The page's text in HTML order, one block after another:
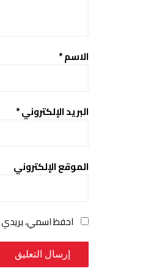
الاسم*
البريد الإلكتروني*
الموقع الإلكتروني
احفظ اسمي، بريدي